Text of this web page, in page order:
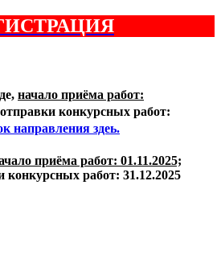
начало приёма работ:
конкурсных работ:
направления здеь.
приёма работ: 01.11.2025;
конкурсных работ: 31.12.2025